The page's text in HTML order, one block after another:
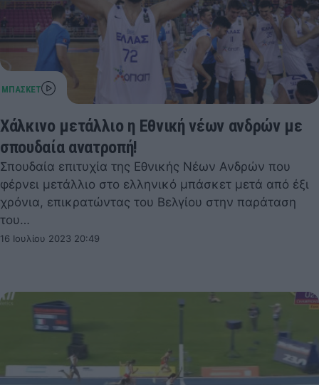
Χάλκινο μετάλλιο η Εθνική νέων ανδρών με
σπουδαία ανατροπή!
Σπουδαία επιτυχία της Εθνικής Νέων Ανδρών που
φέρνει μετάλλιο στο ελληνικό μπάσκετ μετά από έξι
χρόνια, επικρατώντας του Βελγίου στην παράταση
του…
16 Ιουλίου 2023 20:49